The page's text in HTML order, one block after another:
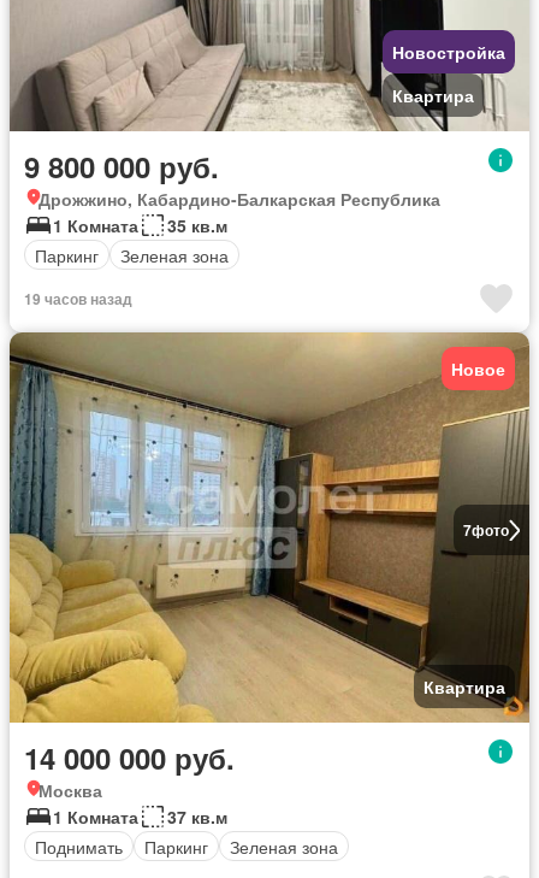
Новостройка
Квартира
9 800 000 руб.
Дрожжино, Кабардино-Балкарская Республика
1 Комната
35 кв.м
Паркинг
Зеленая зона
19 часов назад
7фото
Новое
Квартира
14 000 000 руб.
Москва
1 Комната
37 кв.м
Поднимать
Паркинг Зеленая зона